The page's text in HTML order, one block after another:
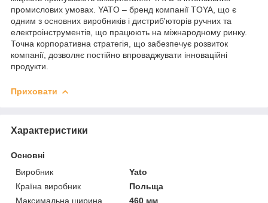
промислових умовах. YATO – бренд компанії TOYA, що є
одним з основних виробників і дистриб'юторів ручних та
електроінструментів, що працюють на міжнародному ринку.
Точна корпоративна стратегія, що забезпечує розвиток
компанії, дозволяє постійно впроваджувати інноваційні
продукти.
Приховати
Характеристики
Основні
Виробник
Yato
Країна виробник
Польща
Максимальна ширина
460 мм